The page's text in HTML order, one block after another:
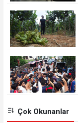
Çok Okunanlar